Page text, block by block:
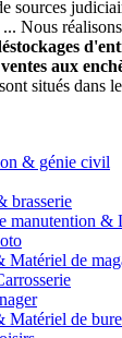
sources
... Nous
aux
situés dans
& génie civil
brasserie
manutention &
Matériel de
Matériel de